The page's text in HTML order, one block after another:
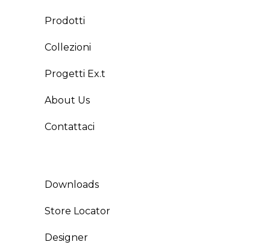
Prodotti
Collezioni
Progetti Ex.t
About Us
Contattaci
Downloads
Store Locator
Designer